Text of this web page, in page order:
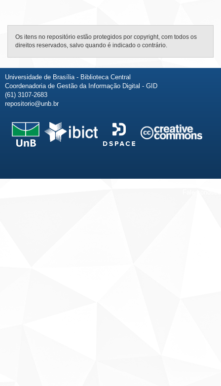
Os itens no repositório estão protegidos por copyright, com todos os
direitos reservados, salvo quando é indicado o contrário.
Universidade de Brasília - Biblioteca Central
Coordenadoria de Gestão da Informação Digital - GID
(61) 3107-2683
repositorio@unb.br